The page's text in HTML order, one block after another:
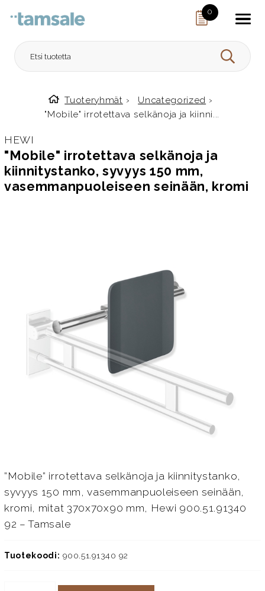
0
HAE
Etusivulle
Tuoteryhmät › Uncategorized ›
"Mobile" irrotettava selkänoja ja kiinni...
HEWI
"Mobile" irrotettava selkänoja ja
kiinnitystanko, syvyys 150 mm,
vasemmanpuoleiseen seinään, kromi
”Mobile” irrotettava selkänoja ja kiinnitystanko,
syvyys 150 mm, vasemmanpuoleiseen seinään,
kromi, mitat 370x70x90 mm, Hewi 900.51.91340
92 – Tamsale
Tuotekoodi: 900.51.91340 92